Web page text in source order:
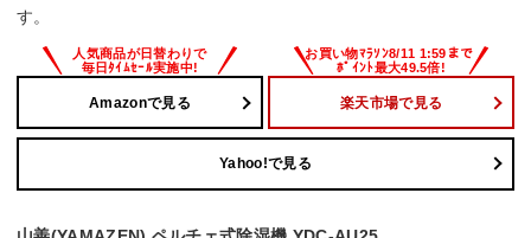
す。
Amazonで見る 楽天市場で見る
Yahoo!で見る